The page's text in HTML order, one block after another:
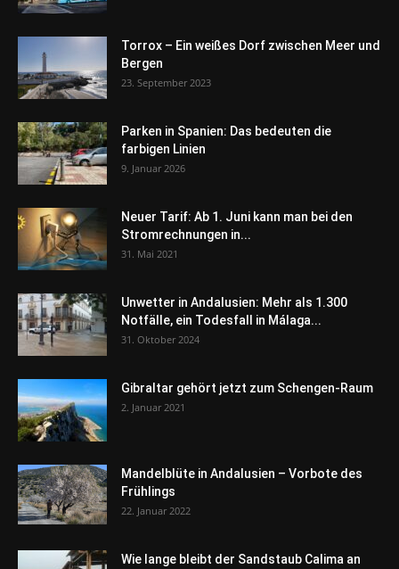
Torrox – Ein weißes Dorf zwischen Meer und
Bergen
23. September 2023
Parken in Spanien: Das bedeuten die
farbigen Linien
9. Januar 2026
Neuer Tarif: Ab 1. Juni kann man bei den
Stromrechnungen in...
31. Mai 2021
Unwetter in Andalusien: Mehr als 1.300
Notfälle, ein Todesfall in Málaga...
31. Oktober 2024
Gibraltar gehört jetzt zum Schengen-Raum
2. Januar 2021
Mandelblüte in Andalusien – Vorbote des
Frühlings
22. Januar 2022
Wie lange bleibt der Sandstaub Calima an